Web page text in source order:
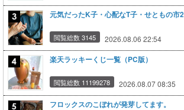
元気だったK子・心配なT子・せともの市
閲覧総数 3145 2026.08.06 22:54
楽天ラッキーくじ一覧（PC版）
閲覧総数 11199278 2026.08.07 08:35
フロックスのこぼれが発芽してます。